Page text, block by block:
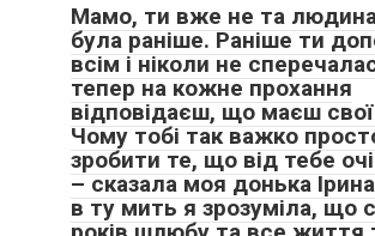
Мамо, ти вже не та
була раніше. Раніше ти
всім і ніколи не
тепер на кожне прохання
відповідаєш, що маєш
Чому тобі так важко
зробити те, що від тебе
– сказала моя донька
в ту мить я зрозуміла, що